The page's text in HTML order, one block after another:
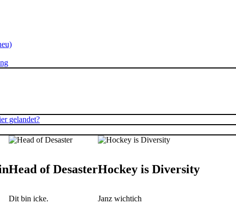
gelandet?
Head of Desaster
Dit bin icke.
Hockey is Diversity
Janz wichtich